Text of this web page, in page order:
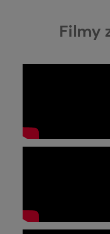
Filmy